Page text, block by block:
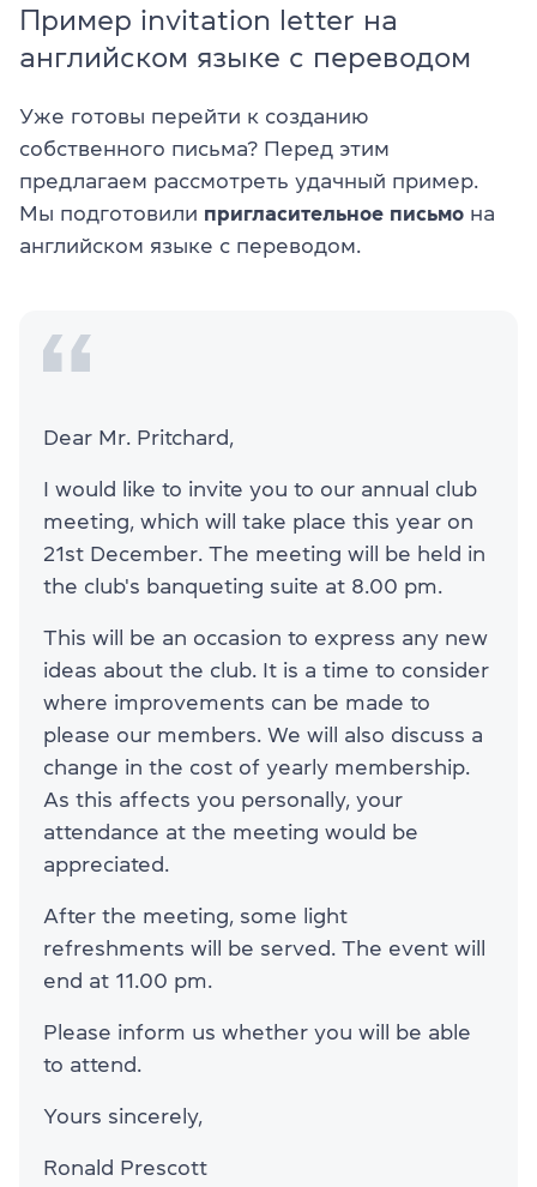
Пример invitation letter на
английском языке с переводом
Уже готовы перейти к созданию
собственного письма? Перед этим
предлагаем рассмотреть удачный пример.
Мы подготовили пригласительное письмо на
английском языке с переводом.
Dear Mr. Pritchard,
I would like to invite you to our annual club
meeting, which will take place this year on
21st December. The meeting will be held in
the club's banqueting suite at 8.00 pm.
This will be an occasion to express any new
ideas about the club. It is a time to consider
where improvements can be made to
please our members. We will also discuss a
change in the cost of yearly membership.
As this affects you personally, your
attendance at the meeting would be
appreciated.
After the meeting, some light
refreshments will be served. The event will
end at 11.00 pm.
Please inform us whether you will be able
to attend.
Yours sincerely,
Ronald Prescott